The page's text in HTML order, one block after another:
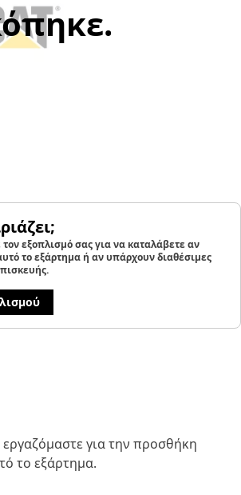
εξοπλισμό σας για να καταλάβετε αν
το εξάρτημα ή αν υπάρχουν διαθέσιμες
για την προσθήκη
το εξάρτημα.